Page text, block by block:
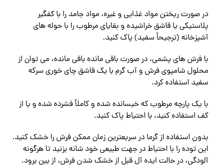
در صورت ریختن مواد غذایی و غیره، مواد جامد را با کفگیر
پلاستیکی یا قاشق خراشیده و بقایای مرطوب را با حوله های
آشپزخانه (ترجیحاً سفید) پاک کنید.
با فرش های پشمی، در صورت باقی مانده باقی مانده، می توان از
محلول شامپوی فرش و آب گرم با یک قاشق چای خوری سرکه
سفید استفاده کرد.
با یک پارچه مرطوب که خیسانده شده و کاملاً فشرده شده و یا از
کف استفاده کنید، با احتیاط پاک کنید.
بدون استفاده از گرما در سریعترین زمان ممکن فرش را خشک کنید.
این توده را با احتیاط در جهت طبیعی خود شانه بزنید تا هرگونه
آلودگی، در حالت ایده آل قبل از خشک شدن فرش، از بین برود.